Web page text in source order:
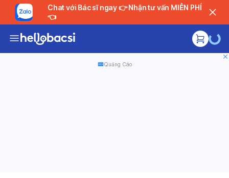
Chat với Bác sĩ ngay 👉 Nhận tư vấn MIỄN PHÍ
👈
Quảng Cáo